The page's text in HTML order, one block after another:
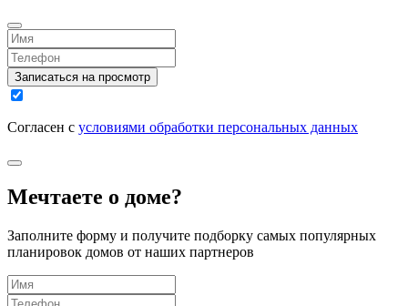
Записаться на просмотр
Согласен с условиями обработки персональных данных
Мечтаете о доме?
Заполните форму и получите подборку самых популярных
планировок домов от наших партнеров